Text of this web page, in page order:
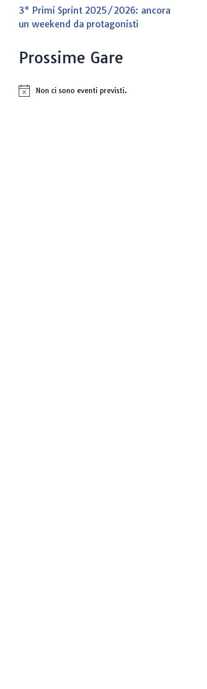
3° Primi Sprint 2025/2026: ancora
un weekend da protagonisti
Prossime Gare
N
Non ci sono eventi previsti.